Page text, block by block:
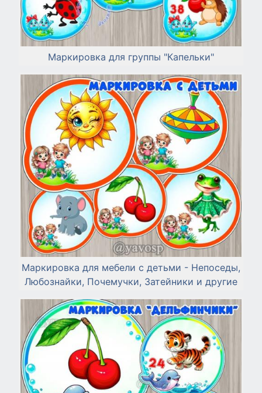
Маркировка для группы "Капельки"
Маркировка для мебели с детьми - Непоседы,
Любознайки, Почемучки, Затейники и другие